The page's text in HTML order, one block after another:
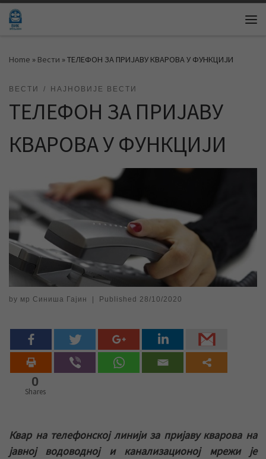
Skip to content
Home » Вести »ТЕЛЕФОН ЗА ПРИЈАВУ КВАРОВА У ФУНКЦИЈИ
ВЕСТИ НАЈНОВИЈЕ ВЕСТИ
ТЕЛЕФОН ЗА ПРИЈАВУ
КВАРОВА У ФУНКЦИЈИ
by мр Синиша Гајин Published 28/10/2020
0
Shares
Квар на телефонској линији за пријаву кварова на
јавној водоводној и канализационој мрежи је